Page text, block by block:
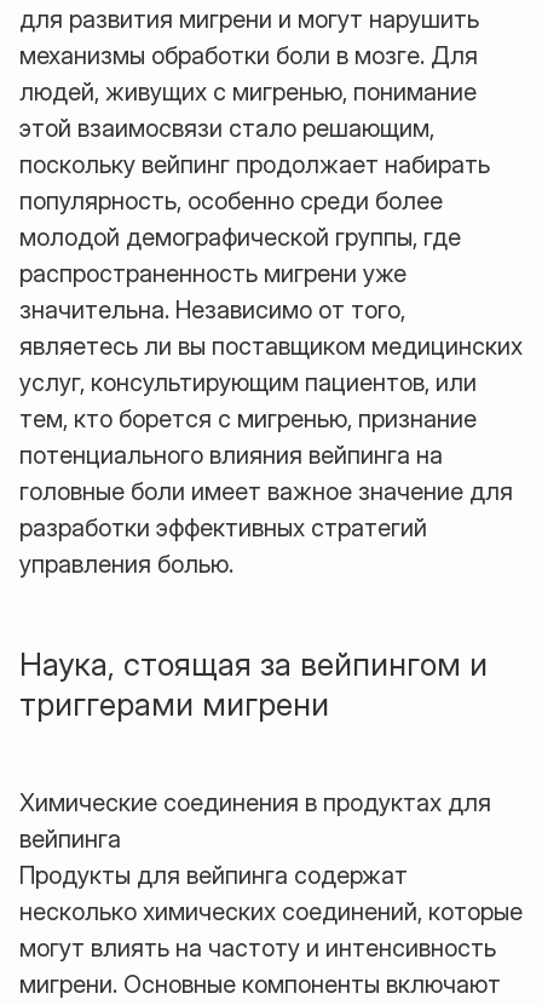
для развития мигрени и могут нарушить
механизмы обработки боли в мозге. Для
людей, живущих с мигренью, понимание
этой взаимосвязи стало решающим,
поскольку вейпинг продолжает набирать
популярность, особенно среди более
молодой демографической группы, где
распространенность мигрени уже
значительна. Независимо от того,
являетесь ли вы поставщиком медицинских
услуг, консультирующим пациентов, или
тем, кто борется с мигренью, признание
потенциального влияния вейпинга на
головные боли имеет важное значение для
разработки эффективных стратегий
управления болью.
Наука, стоящая за вейпингом и
триггерами мигрени
Химические соединения в продуктах для
вейпинга
Продукты для вейпинга содержат
несколько химических соединений, которые
могут влиять на частоту и интенсивность
мигрени. Основные компоненты включают